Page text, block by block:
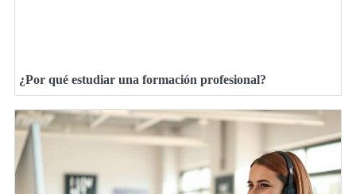
¿Por qué estudiar una formación profesional?